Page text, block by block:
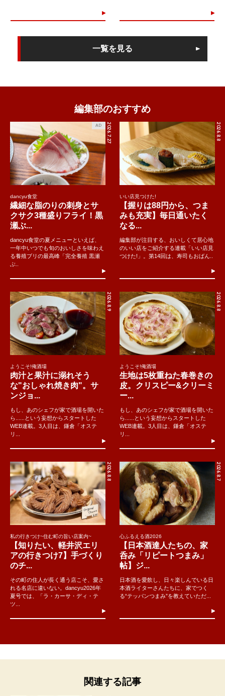
一覧を見る
編集部のおすすめ
2026.7.27
AD
dancyu食堂
繊細な脂のりの刺身とサ
クサク3種盛りフライ！黒
瀬ぶ...
dancyu食堂の夏メニューといえば、
一年中いつでも旬のおいしさを味わえ
る養殖ブリの最高峰「完全養殖 黒瀬
ぶ..
2026.8.8
いい店見つけた!
【握りは88円から、つま
みも充実】毎日通いたく
なる...
編集部が注目する、おいしくて居心地
のいい店をご紹介する連載「いい店見
つけた!」。第14回は、寿司もおばん..
2026.8.9
ようこそ!俺酒場
肉汁と果汁に溺れそう
な"おしゃれ焼き肉"。サ
ンジョ...
もし、あのシェフが家で酒場を開いた
ら......という妄想からスタートした
WEB連載。3人目は、鎌倉「オステ
リ...
2026.8.8
ようこそ!俺酒場
生地は5枚重ねた春巻きの
皮。クリスピー&クリーミ
ー...
もし、あのシェフが家で酒場を開いた
ら......という妄想からスタートした
WEB連載。3人目は、鎌倉「オステ
リ...
2026.8.8
私の行きつけ~住む町の旨い店案内~
【知りたい、軽井沢エリ
アの行きつけ7】手づくり
のチ...
その町の住人が長く通う店こそ、愛さ
れる名店に違いない。dancyu2026年
夏号では、「ラ・カーサ・ディ・テ
ツ...
2026.8.7
心ふるえる酒2026
【日本酒達人たちの、家
呑み「リピートつまみ」
帖】ジ...
日本酒を愛飲し、日々楽しんでいる日
本酒ライターさんたちに、家でつく
る“テッパンつまみ”を教えていただ...
関連する記事